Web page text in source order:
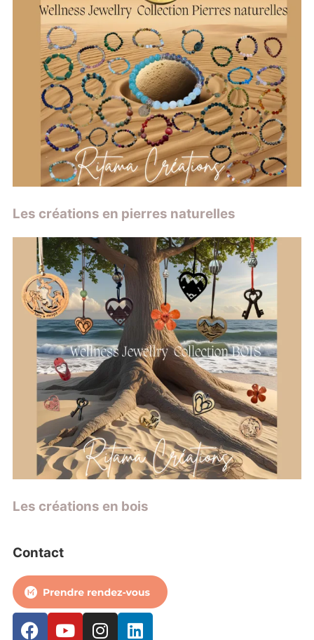
Les créations en pierres naturelles
Les créations en bois
Contact